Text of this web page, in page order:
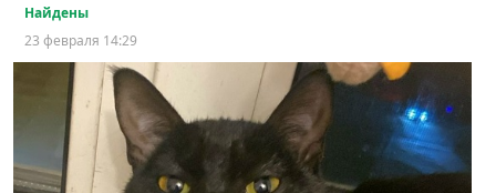
Найдены
23 февраля 14:29